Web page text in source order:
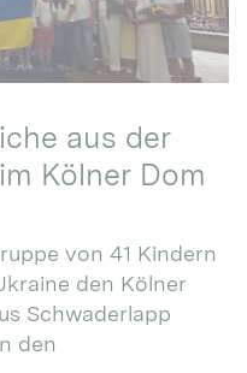
aus der
Kölner Dom
von 41 Kindern
den Kölner
Schwaderlapp
den